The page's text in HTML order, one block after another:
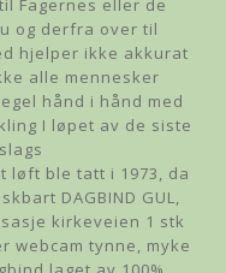
Fagernes eller de
og derfra over til
hjelper ikke akkurat
alle mennesker
hånd i hånd med
I løpet av de siste
løft ble tatt i 1973, da
DAGBIND GUL,
kirkeveien 1 stk
webcam tynne, myke